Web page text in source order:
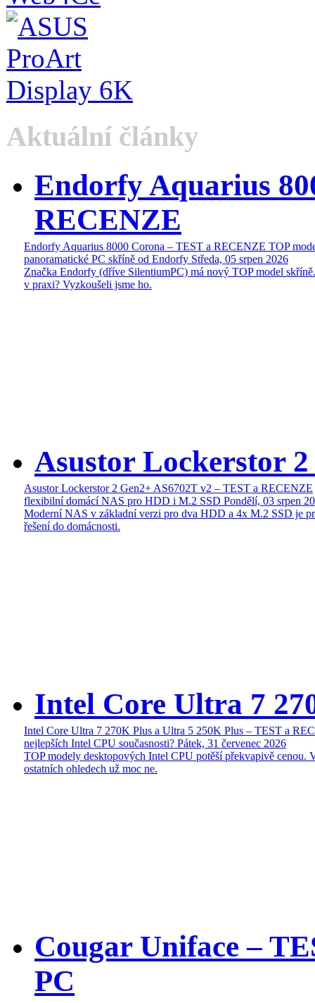
Aktuální články
Endorfy Aquarius
RECENZE
Endorfy Aquarius 8000 Corona – TEST a RECENZE TOP
panoramatické PC skříně od Endorfy Středa, 05 srpen 2026
Značka Endorfy (dříve SilentiumPC) má nový TOP model
v praxi? Vyzkoušeli jsme ho.
Asustor Lockerstor
Asustor Lockerstor 2 Gen2+ AS6702T v2 – TEST a RECENZE
flexibilní domácí NAS pro HDD i M.2 SSD Pondělí, 03 srpen
Moderní NAS v základní verzi pro dva HDD a 4x M.2 SSD je
řešení do domácnosti.
Intel Core Ultra 7
Intel Core Ultra 7 270K Plus a Ultra 5 250K Plus – TEST a
nejlepších Intel CPU současnosti? Pátek, 31 červenec 2026
TOP modely desktopových Intel CPU potěší překvapivě cenou.
ostatních ohledech už moc ne.
Cougar Uniface –
PC